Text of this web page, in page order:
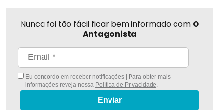
Nunca foi tão fácil ficar bem informado com O
Antagonista
Eu concordo em receber notificações | Para obter mais
informações reveja nossa Política de Privacidade
Enviar